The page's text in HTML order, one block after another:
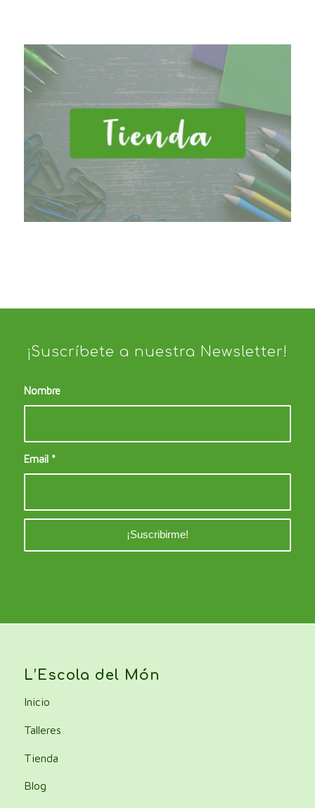
¡Suscríbete a nuestra Newsletter!
Nombre
Email *
L’Escola del Món
Inicio
Talleres
Tienda
Blog